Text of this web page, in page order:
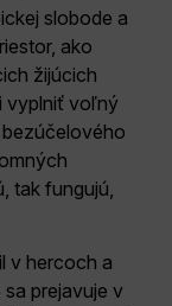
slobode a
ako
žijúcich
vyplniť voľný
tak fungujú,
v hercoch a
prejavuje v